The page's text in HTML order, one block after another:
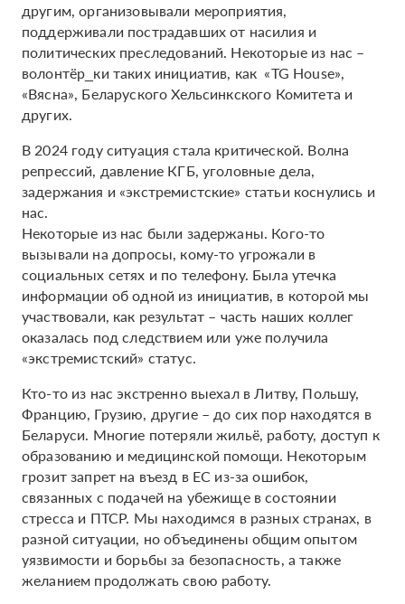
другим, организовывали мероприятия,
поддерживали пострадавших от насилия и
политических преследований. Некоторые из нас –
волонтёр_ки таких инициатив, как «TG House»,
«Вясна», Беларуского Хельсинкского Комитета и
других.
В 2024 году ситуация стала критической. Волна
репрессий, давление КГБ, уголовные дела,
задержания и «экстремистские» статьи коснулись и
нас.
Некоторые из нас были задержаны. Кого-то
вызывали на допросы, кому-то угрожали в
социальных сетях и по телефону. Была утечка
информации об одной из инициатив, в которой мы
участвовали, как результат – часть наших коллег
оказалась под следствием или уже получила
«экстремистский» статус.
Кто-то из нас экстренно выехал в Литву, Польшу,
Францию, Грузию, другие – до сих пор находятся в
Беларуси. Многие потеряли жильё, работу, доступ к
образованию и медицинской помощи. Некоторым
грозит запрет на въезд в ЕС из-за ошибок,
связанных с подачей на убежище в состоянии
стресса и ПТСР. Мы находимся в разных странах, в
разной ситуации, но объединены общим опытом
уязвимости и борьбы за безопасность, а также
желанием продолжать свою работу.